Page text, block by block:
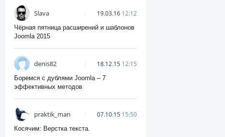
Slava 19.03.16 12:12
Чёрная пятница расширений и шаблонов
Joomla 2015
denis82 18.12.15 12:15
Боремся с дублями Joomla – 7
эффективных методов
praktik_man 07.10.15 15:50
Косячим: Верстка текста.